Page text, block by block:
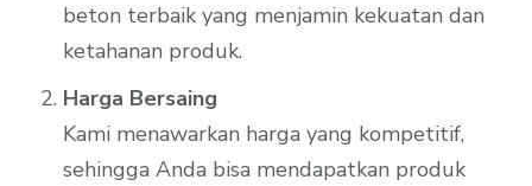
beton terbaik yang menjamin kekuatan dan
ketahanan produk.
Harga Bersaing
Kami menawarkan harga yang kompetitif,
sehingga Anda bisa mendapatkan produk